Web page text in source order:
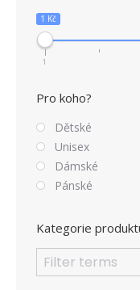
1 Kč
1
Pro koho?
Dětské
Unisex
Dámské
Pánské
Kategorie